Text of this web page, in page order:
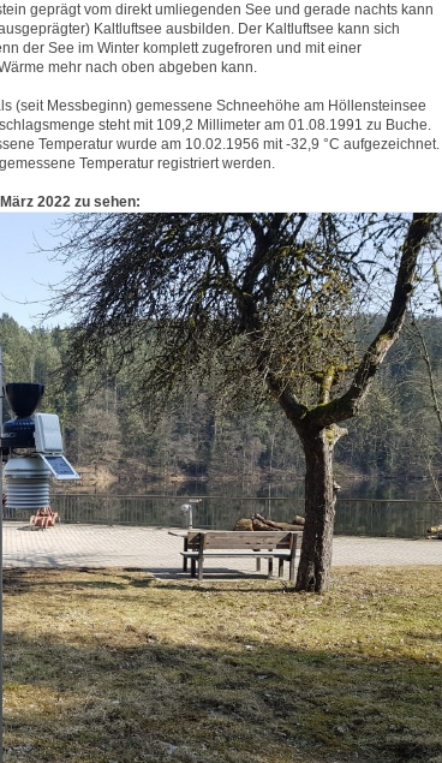
geprägt vom direkt umliegenden See und gerade nachts kann
Kaltluftsee ausbilden. Der Kaltluftsee kann sich
der See im Winter komplett zugefroren und mit einer
mehr nach oben abgeben kann.
(seit Messbeginn) gemessene Schneehöhe am Höllensteinsee
steht mit 109,2 Millimeter am 01.08.1991 zu Buche.
Temperatur wurde am 10.02.1956 mit -32,9 °C aufgezeichnet.
Temperatur registriert werden.
2022 zu sehen: